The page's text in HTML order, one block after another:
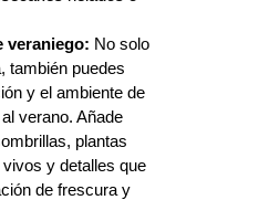
veraniego: No solo
también puedes
y el ambiente de
verano. Añade
plantas
y detalles que
de frescura y